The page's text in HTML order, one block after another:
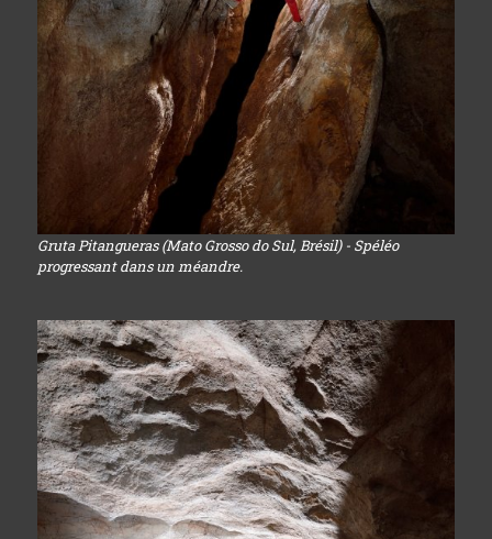
Gruta Pitangueras (Mato Grosso do Sul, Brésil) - Spéléo
progressant dans un méandre.